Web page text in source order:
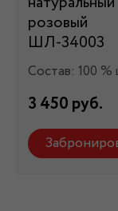
розовый
ШЛ-34003
Состав: 100 %
3 450 руб.